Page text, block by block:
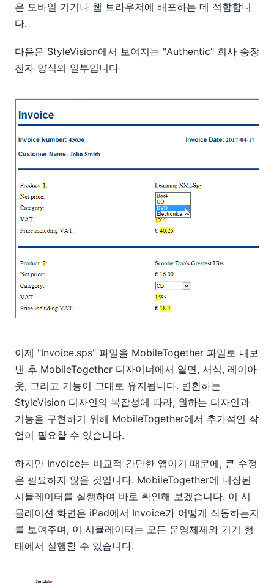
은 모바일 기기나 웹 브라우저에 배포하는 데 적합합니
다.
다음은 StyleVision에서 보여지는 "Authentic" 회사 송장
전자 양식의 일부입니다
이제 "Invoice.sps" 파일을 MobileTogether 파일로 내보
낸 후 MobileTogether 디자이너에서 열면, 서식, 레이아
웃, 그리고 기능이 그대로 유지됩니다. 변환하는
StyleVision 디자인의 복잡성에 따라, 원하는 디자인과
기능을 구현하기 위해 MobileTogether에서 추가적인 작
업이 필요할 수 있습니다.
하지만 Invoice는 비교적 간단한 앱이기 때문에, 큰 수정
은 필요하지 않을 것입니다. MobileTogether에 내장된
시뮬레이터를 실행하여 바로 확인해 보겠습니다. 이 시
뮬레이션 화면은 iPad에서 Invoice가 어떻게 작동하는지
를 보여주며, 이 시뮬레이터는 모든 운영체제와 기기 형
태에서 실행할 수 있습니다.